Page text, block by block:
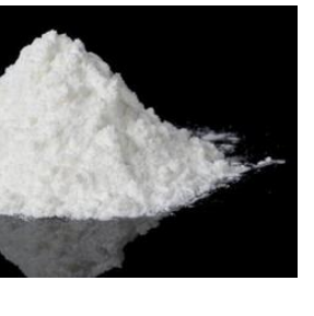
ПОДРОБНЕЕ